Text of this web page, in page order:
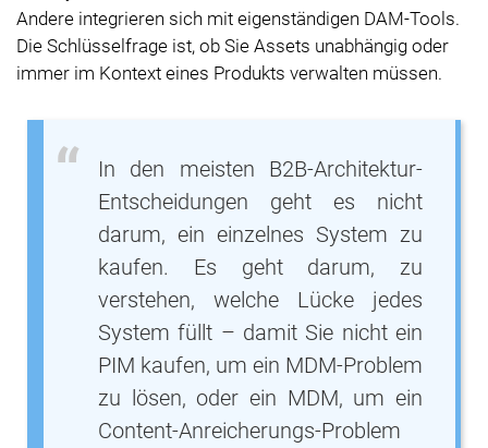
Andere integrieren sich mit eigenständigen DAM-Tools.
Die Schlüsselfrage ist, ob Sie Assets unabhängig oder
immer im Kontext eines Produkts verwalten müssen.
In den meisten B2B-Architektur-
Entscheidungen geht es nicht
darum, ein einzelnes System zu
kaufen. Es geht darum, zu
verstehen, welche Lücke jedes
System füllt – damit Sie nicht ein
PIM kaufen, um ein MDM-Problem
zu lösen, oder ein MDM, um ein
Content-Anreicherungs-Problem